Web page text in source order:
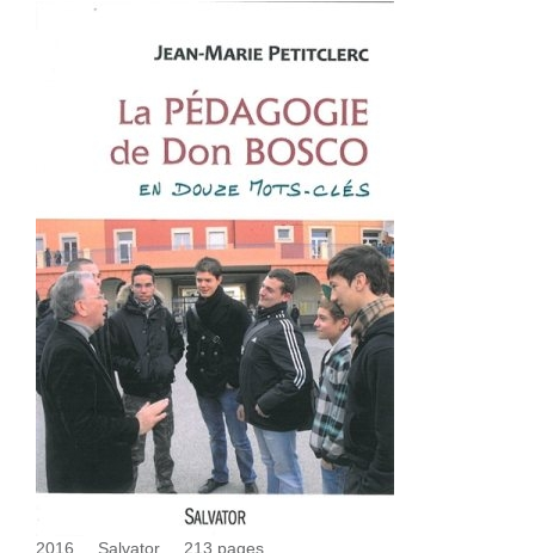
XXe siècle
Autres civilisations
Thématiques
2016 Salvator 213 pages